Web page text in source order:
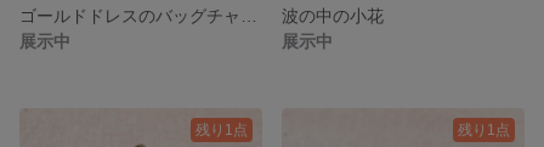
展示中
波の中の小花
展示中
残り1点 残り1点